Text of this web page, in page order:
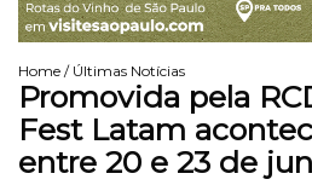
Home / Últimas Notícias
Promovida pela
Fest Latam
entre 20 e 23 de